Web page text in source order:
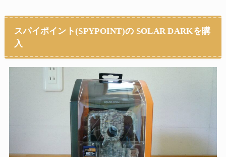
スパイポイント(SPYPOINT)の SOLAR DARKを購
入